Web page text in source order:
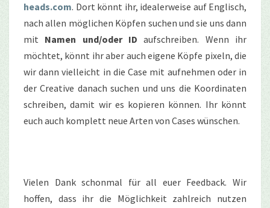
heads.com. Dort könnt ihr, idealerweise auf Englisch,
nach allen möglichen Köpfen suchen und sie uns dann
mit Namen und/oder ID aufschreiben. Wenn ihr
möchtet, könnt ihr aber auch eigene Köpfe pixeln, die
wir dann vielleicht in die Case mit aufnehmen oder in
der Creative danach suchen und uns die Koordinaten
schreiben, damit wir es kopieren können. Ihr könnt
euch auch komplett neue Arten von Cases wünschen.
Vielen Dank schonmal für all euer Feedback. Wir
hoffen, dass ihr die Möglichkeit zahlreich nutzen